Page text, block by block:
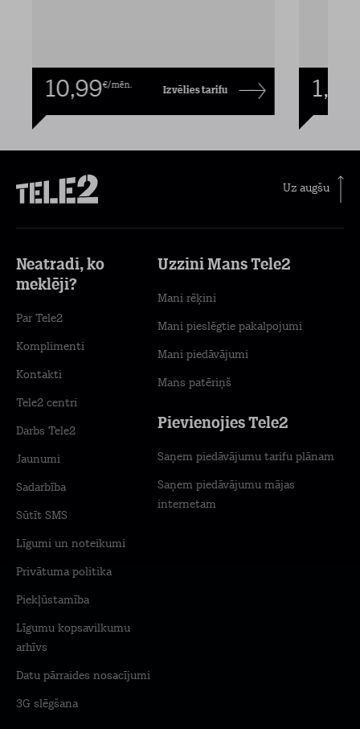
10,99€/mēn. Izvēlies tarifu 1,00
Uz augšu
Neatradi, ko
meklēji?
Par Tele2
Komplimenti
Kontakti
Tele2 centri
Darbs Tele2
Jaunumi
Sadarbība
Sūtīt SMS
Līgumi un noteikumi
Privātuma politika
Piekļūstamība
Līgumu kopsavilkumu
arhīvs
Datu pārraides nosacījumi
3G slēgšana
Uzzini Mans Tele2
Mani rēķini
Mani pieslēgtie pakalpojumi
Mani piedāvājumi
Mans patēriņš
Pievienojies Tele2
Saņem piedāvājumu tarifu plānam
Saņem piedāvājumu mājas
internetam